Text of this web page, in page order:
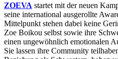
ZOEVA startet mit der neuen
seine international ausgerollte
Mittelpunkt stehen dabei keine
Zoe Boikou selbst sowie ihre
einen ungewöhnlich emotionalen
Sie lassen ihre Community